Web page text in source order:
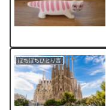
ぼちぼちひとり言